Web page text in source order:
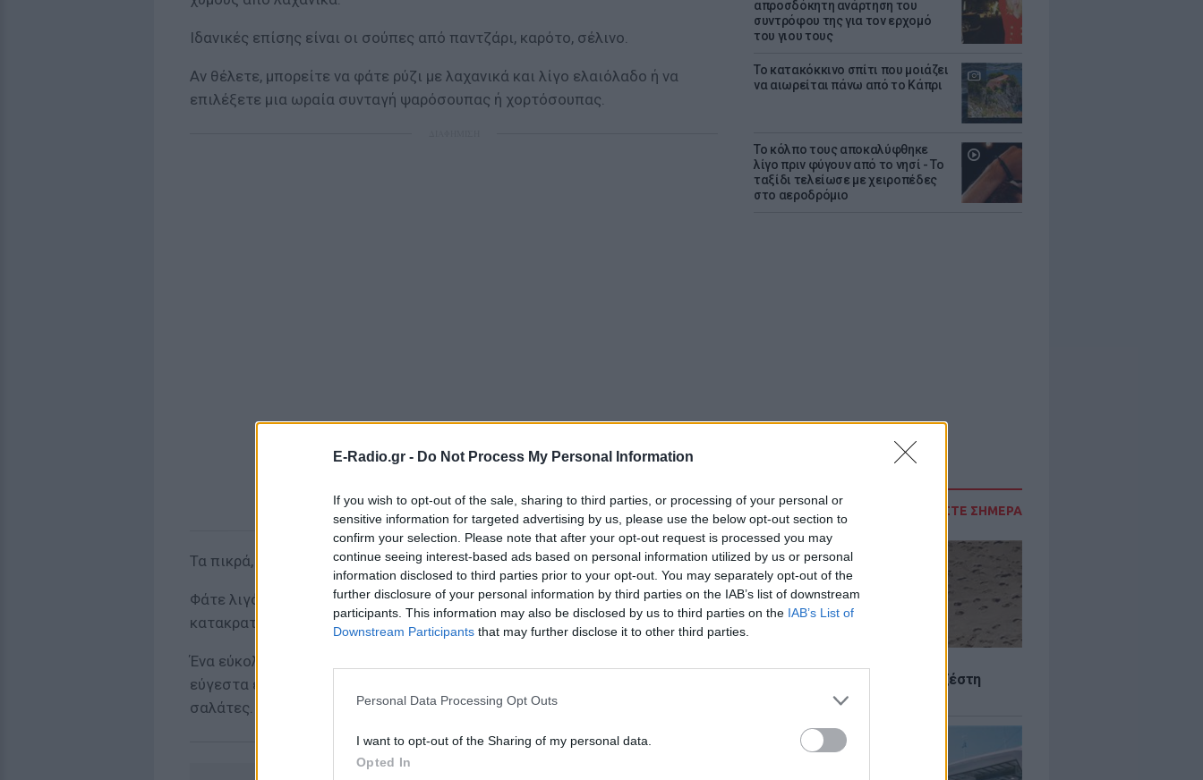
E-Radio.gr - Do Not Process My Personal Information
If you wish to opt-out of the sale, sharing to third parties, or processing of your personal or
sensitive information for targeted advertising by us, please use the below opt-out section to
confirm your selection. Please note that after your opt-out request is processed you may
continue seeing interest-based ads based on personal information utilized by us or personal
information disclosed to third parties prior to your opt-out. You may separately opt-out of the
further disclosure of your personal information by third parties on the IAB’s list of downstream
participants. This information may also be disclosed by us to third parties on the IAB’s List of
Downstream Participants that may further disclose it to other third parties.
Personal Data Processing Opt Outs
I want to opt-out of the Sharing of my personal data.
Opted In
απροσδόκητη ανάρτηση του
συντρόφου της για τον ερχομό
του γιου τους
Το κατακόκκινο σπίτι που μοιάζει
να αιωρείται πάνω από το Κάπρι
Το κόλπο τους αποκαλύφθηκε
λίγο πριν φύγουν από το νησί - Το
ταξίδι τελείωσε με χειροπέδες
στο αεροδρόμιο
ΔΙΑΒΑΣΤΕ ΣΗΜΕΡΑ
Καιρός: Πού θα «χτυπήσει» η ζέστη
Ιδανικές επίσης είναι οι σούπες από παντζάρι, καρότο, σέλινο.
Αν θέλετε, μπορείτε να φάτε ρύζι με λαχανικά και λίγο ελαιόλαδο ή να
επιλέξετε μια ωραία συνταγή ψαρόσουπας ή χορτόσουπας.
Τα πικρά, άγρια χόρτα του βουνού βοηθούν πολύ στην αποτοξίνωση.
Φάτε λιγότερο αλάτι το επόμενο διάστημα, έτσι ώστε να μειώσετε τις
κατακρατήσεις.
Ένα εύκολος, γευστικός και υγιεινός τρόπος για να κάνετε τα λαχανικά πιο
εύγεστα είναι τα μπαχαρικά, αλλά και το ξίδι, όπως το βαλσάμικο στις
σαλάτες.
ΔΙΑΦΗΜΙΣΗ